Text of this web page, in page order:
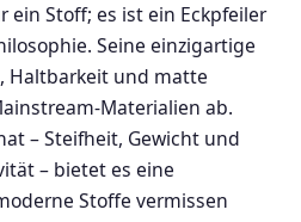
ein Stoff; es ist ein Eckpfeiler
Seine einzigartige
Haltbarkeit und matte
Materialien ab.
– Steifheit, Gewicht und
– bietet es eine
Stoffe vermissen